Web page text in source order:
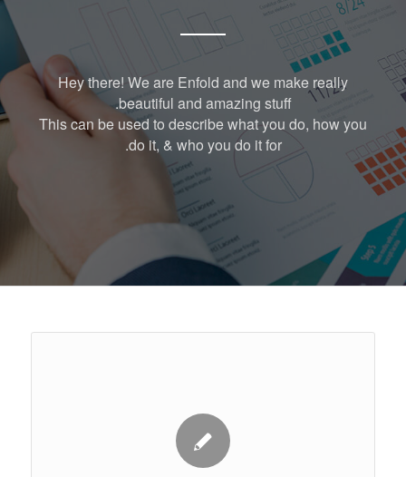
Hey there! We are Enfold and we make really
beautiful and amazing stuff.
This can be used to describe what you do, how you
do it, & who you do it for.